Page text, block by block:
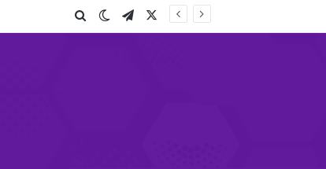
تيلقرامالوضع المظلم
بحث عن